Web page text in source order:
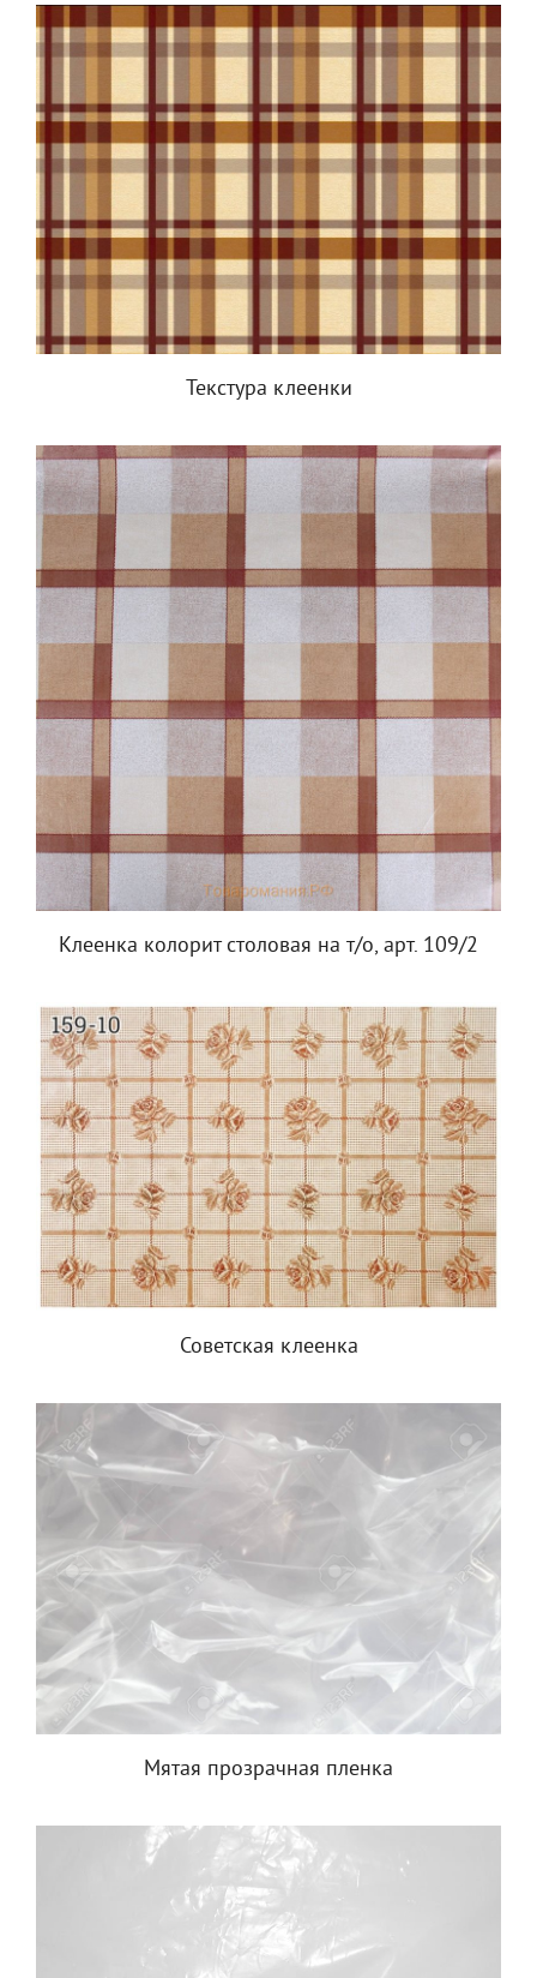
Текстура клеенки
Клеенка колорит столовая на т/о, арт. 109/2
Советская клеенка
Мятая прозрачная пленка